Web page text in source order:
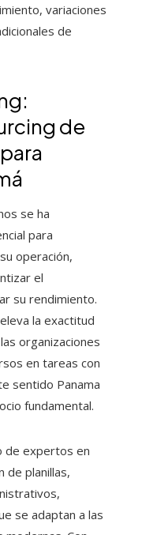
variaciones
de
de
se ha
para
operación,
el
su rendimiento.
la exactitud
organizaciones
en tareas con
sentido Panama
fundamental.
de expertos en
de planillas,
se adaptan a las